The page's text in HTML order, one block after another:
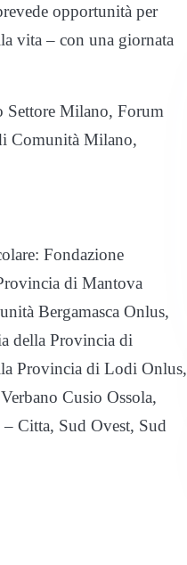
opportunità per
vita – con una giornata
Settore Milano, Forum
Comunità Milano,
Fondazione
di Mantova
Bergamasca Onlus,
della Provincia di
Provincia di Lodi Onlus,
Cusio Ossola,
Citta, Sud Ovest, Sud